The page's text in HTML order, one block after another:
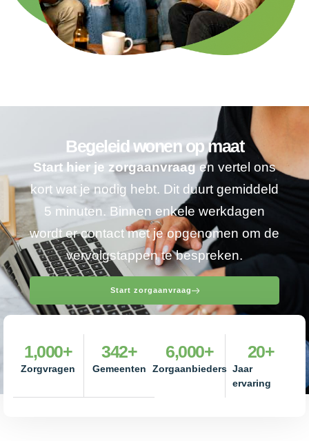
Begeleid wonen op maat
Start hier je zorgaanvraagen vertel ons
kort wat je nodig hebt. Dit duurt gemiddeld
5 minuten. Binnen enkele werkdagen
wordt er contact met je opgenomen om de
vervolgstappen te bespreken.
Start zorgaanvraag
Zorgvragen
1,000+
Gemeenten
342+
Zorgaanbieders
6,000+
Jaar
ervaring
20+